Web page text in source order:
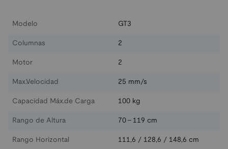
Modelo GT3
Columnas 2
Motor 2
Max.Velocidad 25 mm/s
Capacidad Máx.de Carga 100 kg
Rango de Altura 70 - 119 cm
Rango Horizontal 111,6 / 128,6 / 148,6 cm